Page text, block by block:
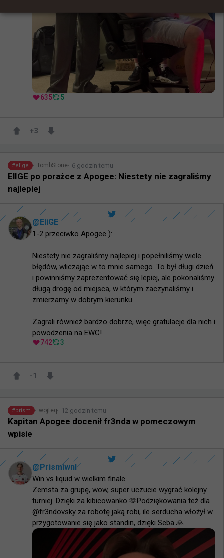
635 5
+3
#elige TombStone 6 godzin temu
ElIGE po porażce z Apogee: Niestety nie zagraliśmy
najlepiej
@EliGE
1-2 przeciwko Apogee ):
Niestety nie zagraliśmy najlepiej i popełniliśmy wiele
błędów, wliczając w to mnie samego. To był długi dzień
i powinniśmy zaprezentować się lepiej, ale pokonaliśmy
długą drogę od miejsca, w którym zaczynaliśmy i
zmierzamy w dobrym kierunku.
Zagrali również bardzo dobrze, więc gratulacje dla nich i
powodzenia na EWC!
742 3
-1
#prism wojteq 12 godzin temu
Kapitan Apogee docenił fr3nda w pomeczowym
wpisie
@Prismiwnl
Win vs liquid w wielkim finale
Zemsta za grupę, wow, super uczucie wygrać kolejny
turniej. Dzięki za kibicowanko 🫶Podziękowania też dla
@fr3ndovsky za robotę jaką robi, ile serducha włożył w
przygotowanie się jako standin, dzięki Seba 🙏